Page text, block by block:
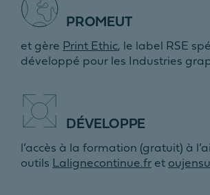
PROMEUT
et gère Print Ethic, le label RSE
développé pour les Industries
DÉVELOPPE
l’accès à la formation (gratuit) à
outils Lalignecontinue.fr et